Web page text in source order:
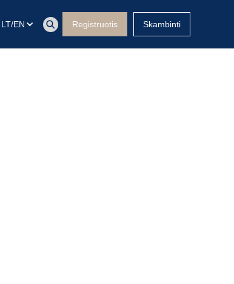
LT/EN Registruotis Skambinti